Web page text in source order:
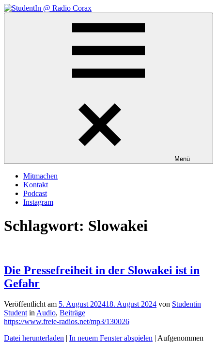
Zum
Inhalt
Menü
Mitmachen
Kontakt
Podcast
Instagram
Schlagwort: Slowakei
Die Pressefreiheit in der Slowakei ist in
Gefahr
Veröffentlicht am 5. August 202418. August 2024 von Studentin
Student in Audio, Beiträge
https://www.freie-radios.net/mp3/130026
Datei herunterladen | In neuem Fenster abspielen | Aufgenommen